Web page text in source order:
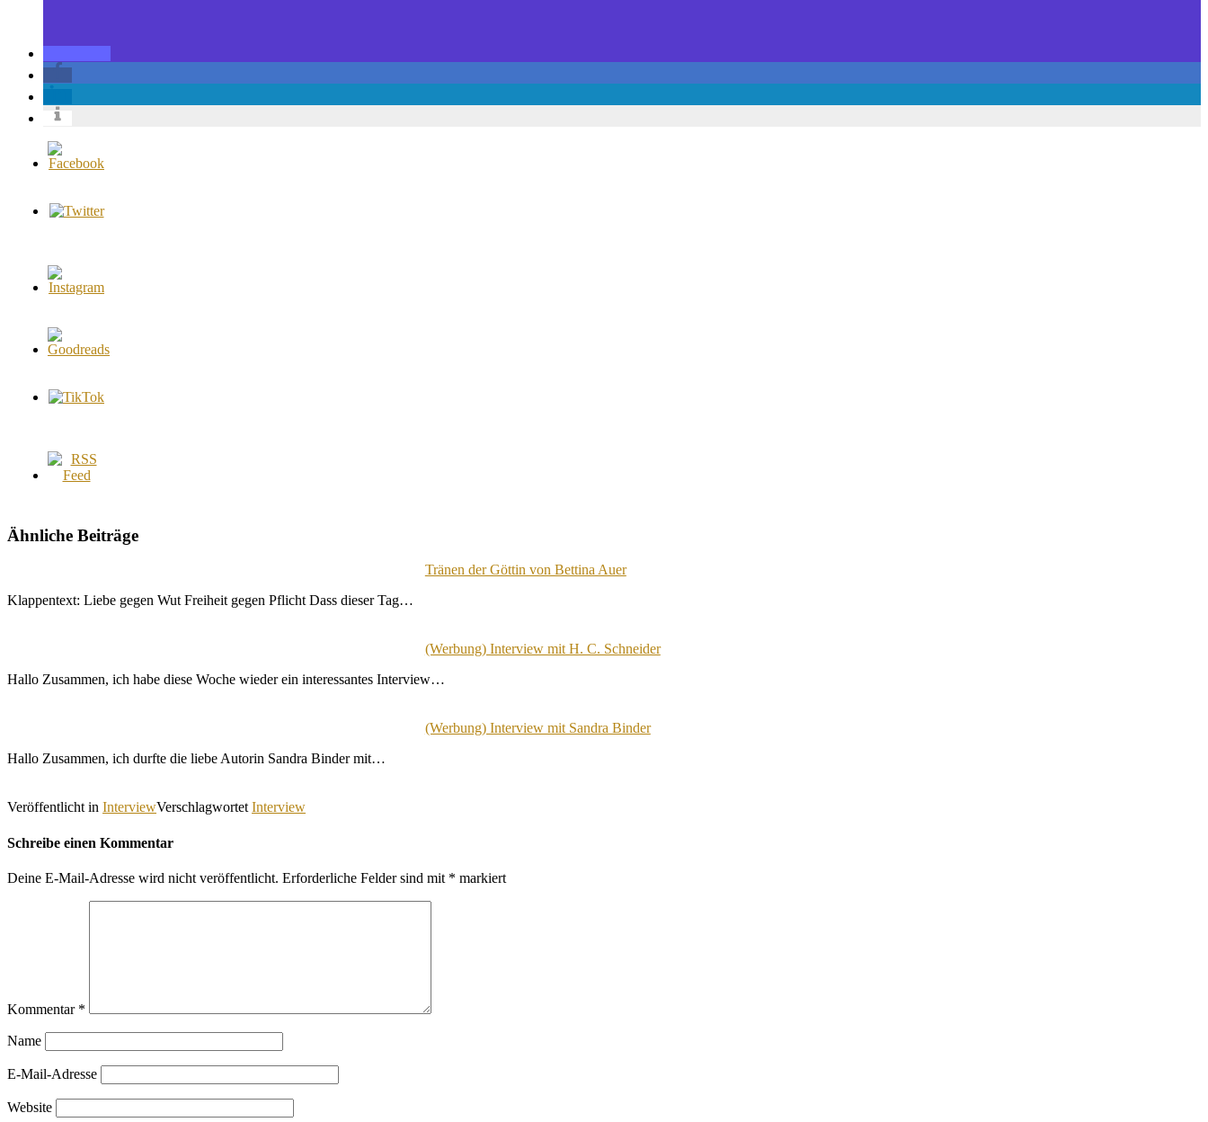
Ähnliche Beiträge
Tränen der Göttin von Bettina Auer
Klappentext: Liebe gegen Wut Freiheit gegen Pflicht Dass dieser Tag…
(Werbung) Interview mit H. C. Schneider
Hallo Zusammen, ich habe diese Woche wieder ein interessantes Interview…
(Werbung) Interview mit Sandra Binder
Hallo Zusammen, ich durfte die liebe Autorin Sandra Binder mit…
Veröffentlicht in InterviewVerschlagwortet Interview
Schreibe einen Kommentar
Deine E-Mail-Adresse wird nicht veröffentlicht. Erforderliche Felder sind mit * markiert
Kommentar *
Name
E-Mail-Adresse
Website